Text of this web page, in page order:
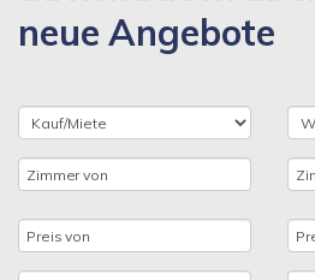
neue Angebote